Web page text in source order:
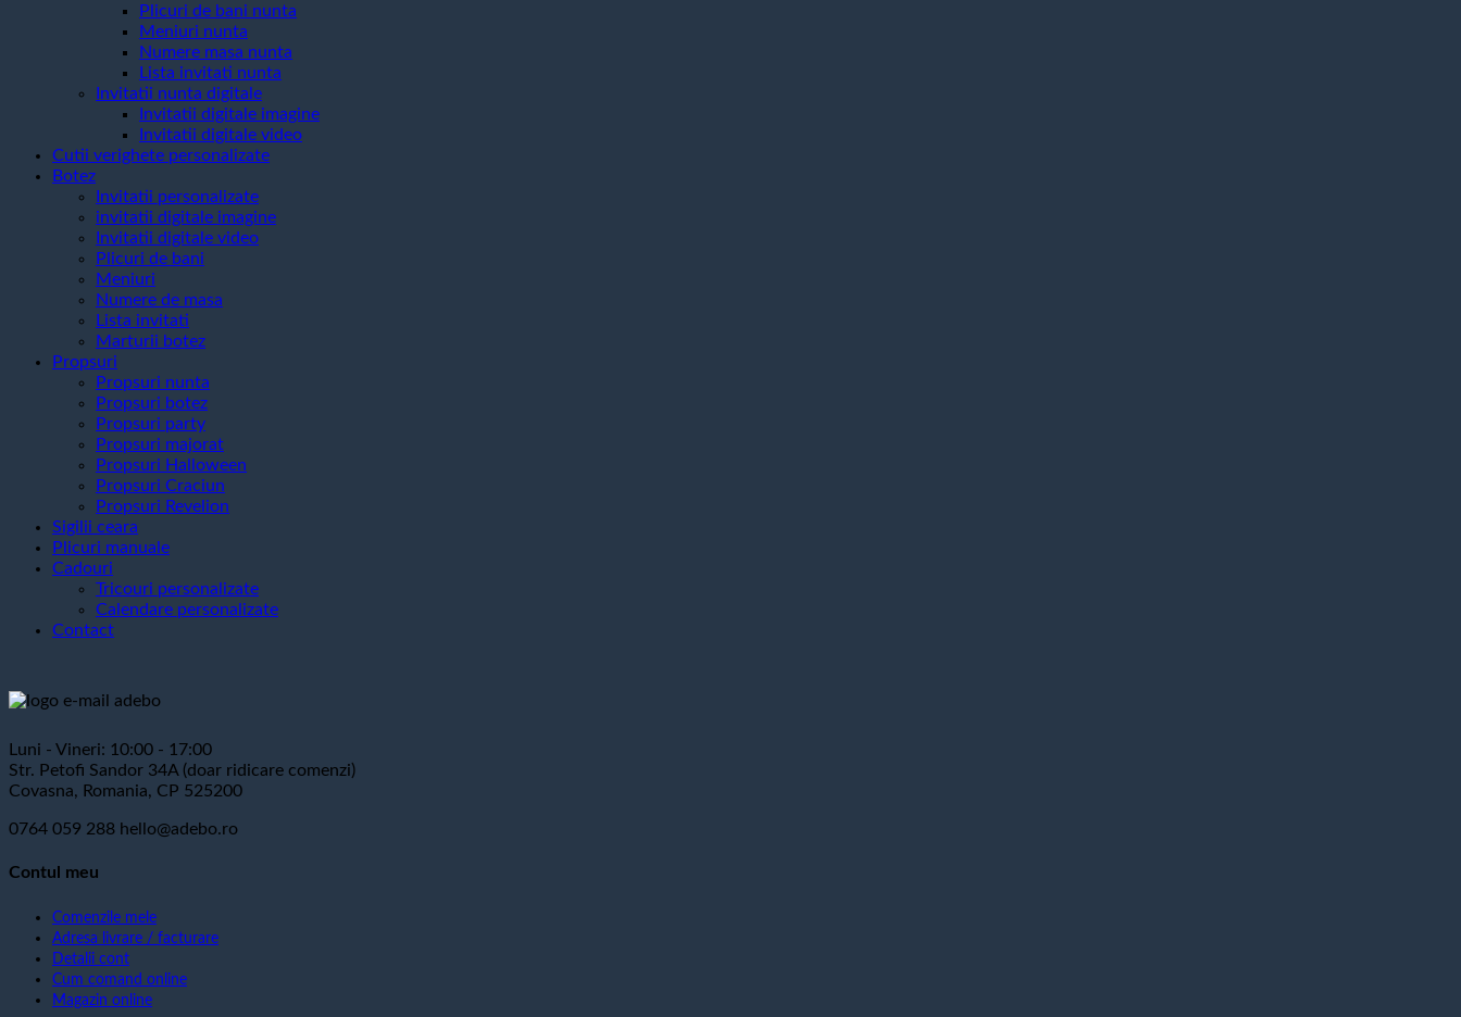
Plicuri de bani nunta
Meniuri nunta
Numere masa nunta
Lista invitati nunta
Invitatii nunta digitale
Invitatii digitale imagine
Invitatii digitale video
Cutii verighete personalizate
Botez
Invitatii personalizate
invitatii digitale imagine
Invitatii digitale video
Plicuri de bani
Meniuri
Numere de masa
Lista invitati
Marturii botez
Propsuri
Propsuri nunta
Propsuri botez
Propsuri party
Propsuri majorat
Propsuri Halloween
Propsuri Craciun
Propsuri Revelion
Sigilii ceara
Plicuri manuale
Cadouri
Tricouri personalizate
Calendare personalizate
Contact
Luni - Vineri: 10:00 - 17:00
Str. Petofi Sandor 34A (doar ridicare comenzi)
Covasna, Romania, CP 525200
0764 059 288 hello@adebo.ro
Contul meu
Comenzile mele
Adresa livrare / facturare
Detalii cont
Cum comand online
Magazin online